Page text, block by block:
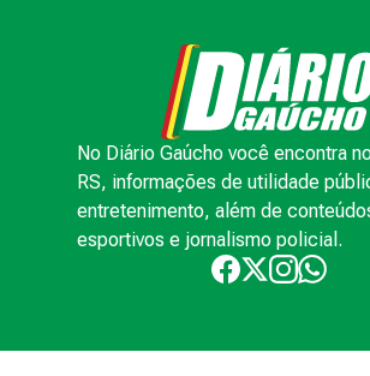
No Diário Gaúcho você encontra
RS, informações de utilidade
entretenimento, além de
esportivos e jornalismo policial.